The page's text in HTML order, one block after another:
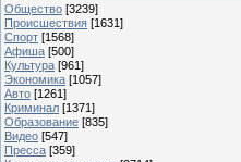
Общество [3239]
Происшествия [1631]
Спорт [1568]
Афиша [500]
Культура [961]
Экономика [1057]
Авто [1261]
Криминал [1371]
Образование [835]
Видео [547]
Пресса [359]